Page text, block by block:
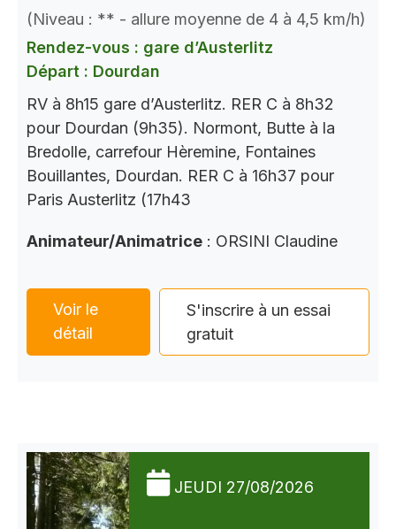
(Niveau : ** - allure moyenne de 4 à 4,5 km/h)
Rendez-vous : gare d’Austerlitz
Départ : Dourdan
RV à 8h15 gare d’Austerlitz. RER C à 8h32
pour Dourdan (9h35). Normont, Butte à la
Bredolle, carrefour Hèremine, Fontaines
Bouillantes, Dourdan. RER C à 16h37 pour
Paris Austerlitz (17h43
Animateur/Animatrice : ORSINI Claudine
Voir le
détail
S'inscrire à un essai
gratuit
JEUDI 27/08/2026